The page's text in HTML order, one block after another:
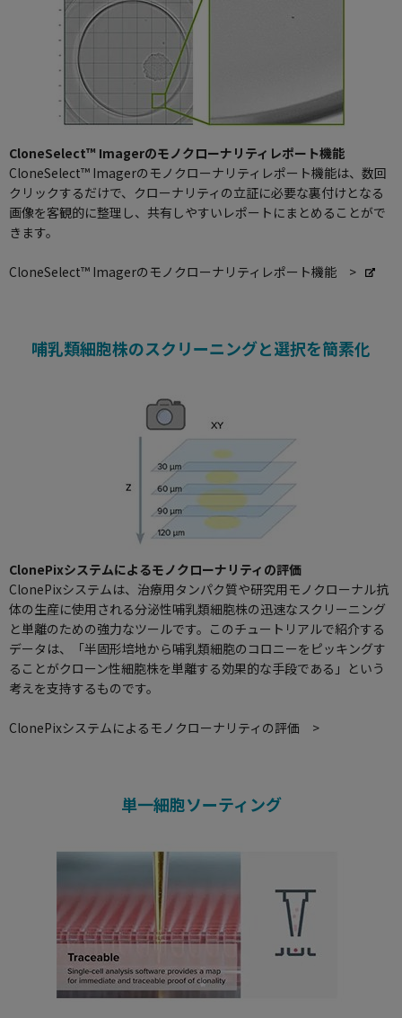
CloneSelect™ Imagerのモノクローナリティレポート機能
CloneSelect™ Imagerのモノクローナリティレポート機能は、数回
クリックするだけで、クローナリティの立証に必要な裏付けとなる
画像を客観的に整理し、共有しやすいレポートにまとめることがで
きます。
CloneSelect™ Imagerのモノクローナリティレポート機能 >
哺乳類細胞株のスクリーニングと選択を簡素化
ClonePixシステムによるモノクローナリティの評価
ClonePixシステムは、治療用タンパク質や研究用モノクローナル抗
体の生産に使用される分泌性哺乳類細胞株の迅速なスクリーニング
と単離のための強力なツールです。このチュートリアルで紹介する
データは、「半固形培地から哺乳類細胞のコロニーをピッキングす
ることがクローン性細胞株を単離する効果的な手段である」という
考えを支持するものです。
ClonePixシステムによるモノクローナリティの評価 >
単一細胞ソーティング